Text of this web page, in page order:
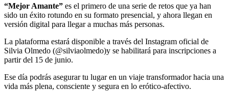
“Mejor Amante” es el primero de una serie de retos que ya han
sido un éxito rotundo en su formato presencial, y ahora llegan en
versión digital para llegar a muchas más personas.
La plataforma estará disponible a través del Instagram oficial de
Silvia Olmedo (@silviaolmedo)y se habilitará para inscripciones a
partir del 15 de junio.
Ese día podrás asegurar tu lugar en un viaje transformador hacia una
vida más plena, consciente y segura en lo erótico-afectivo.